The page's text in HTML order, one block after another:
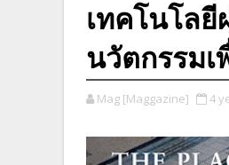
เทคโนโลยี
นวัตกรรม
Mag [Maggazine] 4